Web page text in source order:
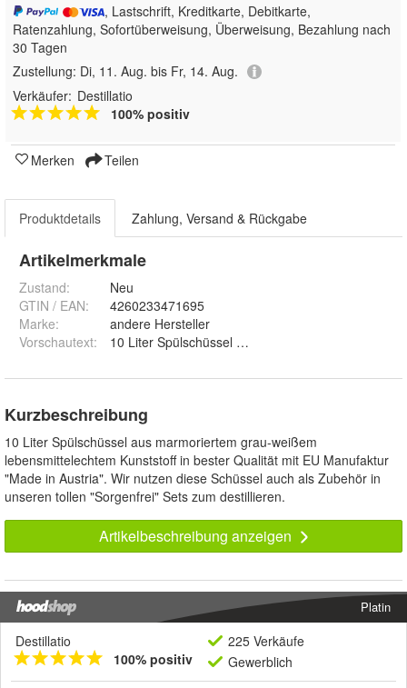
, Lastschrift, Kreditkarte, Debitkarte,
Ratenzahlung, Sofortüberweisung, Überweisung, Bezahlung nach
30 Tagen
Zustellung: Di, 11. Aug. bis Fr, 14. Aug.
Verkäufer: Destillatio
100% positiv
Merken Teilen
Produktdetails Zahlung, Versand & Rückgabe
Artikelmerkmale
Zustand:
Neu
GTIN / EAN:
4260233471695
Marke:
andere Hersteller
Vorschautext: 10 Liter Spülschüssel aus marmoriertem grau-
Kurzbeschreibung
10 Liter Spülschüssel aus marmoriertem grau-weißem
lebensmittelechtem Kunststoff in bester Qualität mit EU Manufaktur
"Made in Austria". Wir nutzen diese Schüssel auch als Zubehör in
unseren tollen "Sorgenfrei" Sets zum destillieren.
Artikelbeschreibung anzeigen
Platin
Destillatio
100% positiv
225 Verkäufe
Gewerblich